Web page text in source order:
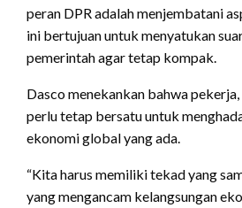
peran DPR adalah menjembatani
ini bertujuan untuk menyatukan
pemerintah agar tetap kompak.
Dasco menekankan bahwa
perlu tetap bersatu untuk
ekonomi global yang ada.
“Kita harus memiliki tekad yang
yang mengancam kelangsungan